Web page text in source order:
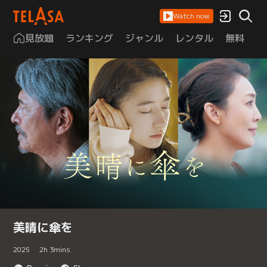
Watch now
見放題 ランキング ジャンル レンタル 無料
美晴に傘を
2025 2h 3mins